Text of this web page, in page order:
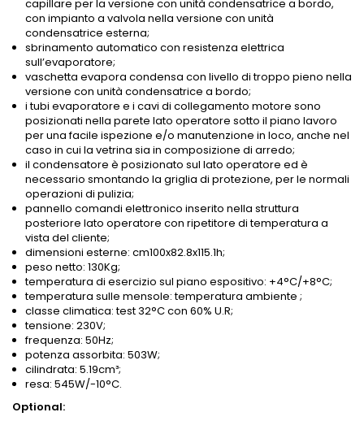
capillare per la versione con unità condensatrice a bordo,
con impianto a valvola nella versione con unità
condensatrice esterna;
sbrinamento automatico con resistenza elettrica
sull’evaporatore;
vaschetta evapora condensa con livello di troppo pieno nella
versione con unità condensatrice a bordo;
i tubi evaporatore e i cavi di collegamento motore sono
posizionati nella parete lato operatore sotto il piano lavoro
per una facile ispezione e/o manutenzione in loco, anche nel
caso in cui la vetrina sia in composizione di arredo;
il condensatore è posizionato sul lato operatore ed è
necessario smontando la griglia di protezione, per le normali
operazioni di pulizia;
pannello comandi elettronico inserito nella struttura
posteriore lato operatore con ripetitore di temperatura a
vista del cliente;
dimensioni esterne: cm100x82.8x115.1h;
peso netto: 130Kg;
temperatura di esercizio sul piano espositivo: +4°C/+8°C;
temperatura sulle mensole: temperatura ambiente ;
classe climatica: test 32°C con 60% U.R;
tensione: 230V;
frequenza: 50Hz;
potenza assorbita: 503W;
cilindrata: 5.19cm³;
resa: 545W/-10°C.
Optional: